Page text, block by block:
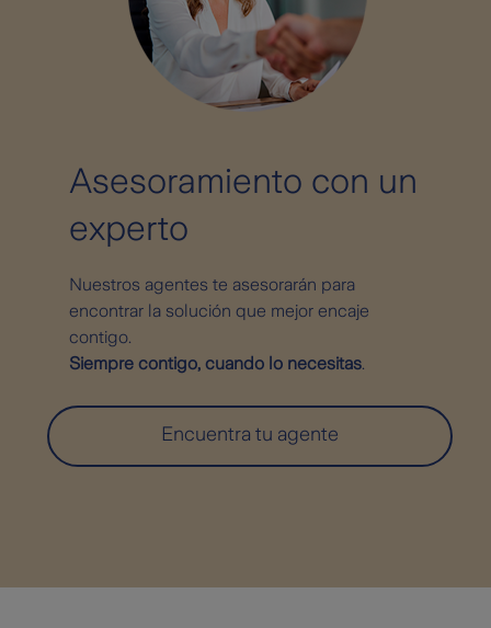
Asesoramiento con un
experto
Nuestros agentes te asesorarán para
encontrar la solución que mejor encaje
contigo.
Siempre contigo, cuando lo necesitas.
Encuentra tu agente